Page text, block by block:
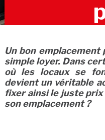
Un bon emplacement
simple loyer. Dans
où les locaux se
devient un véritable
fixer ainsi le juste
son emplacement ?